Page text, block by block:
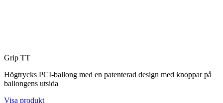
Grip TT
Högtrycks PCI-ballong med en patenterad design med knoppar på
ballongens utsida
Visa produkt